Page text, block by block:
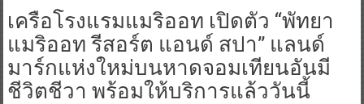
เครือโรงแรมแมริออท เปิดตัว “พัทยา
แมริออท รีสอร์ต แอนด์ สปา” แลนด์
มาร์กแห่งใหม่บนหาดจอมเทียนอันมี
ชีวิตชีวา พร้อมให้บริการแล้ววันนี้